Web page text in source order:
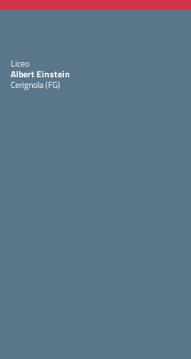
Liceo
Albert Einstein
Cerignola (FG)
— Visita la pagina iniziale della scuola